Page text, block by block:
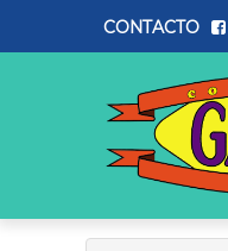
CONTACTO